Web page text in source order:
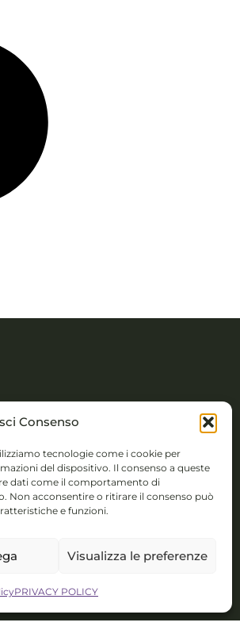
Consenso
tecnologie come i cookie per
del dispositivo. Il consenso a queste
dati come il comportamento di
Non acconsentire o ritirare il consenso può
e funzioni.
Visualizza le preferenze
PRIVACY POLICY